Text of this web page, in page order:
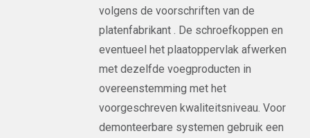
volgens de voorschriften van de
platenfabrikant . De schroefkoppen en
eventueel het plaatoppervlak afwerken
met dezelfde voegproducten in
overeenstemming met het
voorgeschreven kwaliteitsniveau. Voor
demonteerbare systemen gebruik een